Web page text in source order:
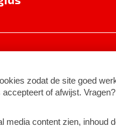
©2026BNNVARA